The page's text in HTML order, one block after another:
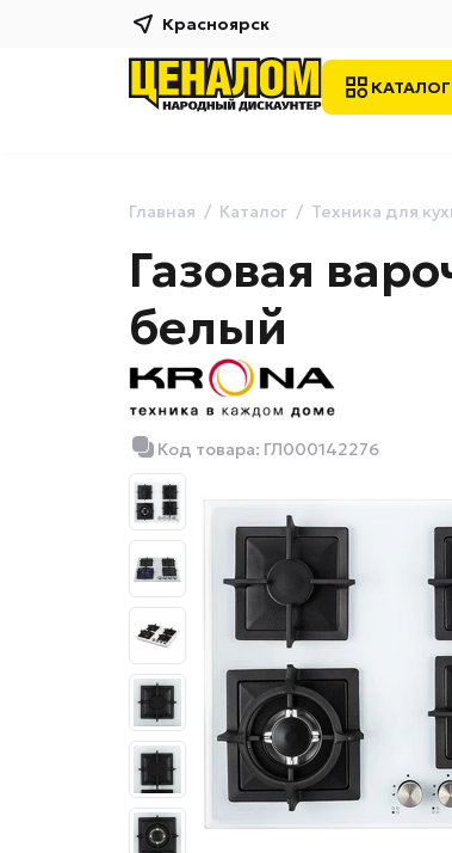
Красноярск
КАТАЛОГ
Главная Каталог Техника для
Газовая
белый
Код товара: ГЛ000142276